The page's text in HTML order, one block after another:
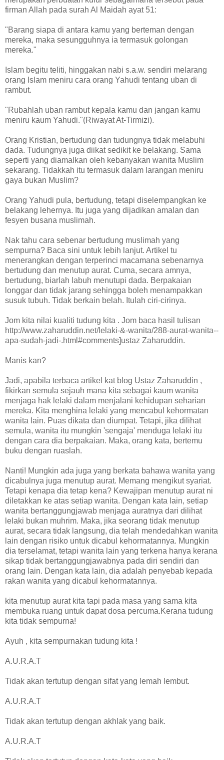
firman Allah pada surah Al Maidah ayat 51:
"Barang siapa di antara kamu yang berteman dengan
mereka, maka sesungguhnya ia termasuk golongan
mereka."
Islam begitu teliti, hinggakan nabi s.a.w. sendiri melarang
orang Islam meniru cara orang Yahudi tentang uban di
rambut.
"Rubahlah uban rambut kepala kamu dan jangan kamu
meniru kaum Yahudi."(Riwayat At-Tirmizi).
Orang Kristian, bertudung dan tudungnya tidak melabuhi
dada. Tudungnya juga diikat sedikit ke belakang. Sama
seperti yang diamalkan oleh kebanyakan wanita Muslim
sekarang. Tidakkah itu termasuk dalam larangan meniru
gaya bukan Muslim?
Orang Yahudi pula, bertudung, tetapi diselempangkan ke
belakang lehernya. Itu juga yang dijadikan amalan dan
fesyen busana muslimah.
Nak tahu cara sebenar bertudung muslimah yang
sempurna? Baca sini untuk lebih lanjut. Artikel tu
menerangkan dengan terperinci macamana sebenarnya
bertudung dan menutup aurat. Cuma, secara amnya,
bertudung, biarlah labuh menutupi dada. Berpakaian
longgar dan tidak jarang sehingga boleh menampakkan
susuk tubuh. Tidak berkain belah. Itulah ciri-cirinya.
Jom kita nilai kualiti tudung kita . Jom baca hasil tulisan
http://www.zaharuddin.net/lelaki-&-wanita/288-aurat-wanita--
apa-sudah-jadi-.html#comments]ustaz Zaharuddin.
Manis kan?
Jadi, apabila terbaca artikel kat blog Ustaz Zaharuddin ,
fikirkan semula sejauh mana kita sebagai kaum wanita
menjaga hak lelaki dalam menjalani kehidupan seharian
mereka. Kita menghina lelaki yang mencabul kehormatan
wanita lain. Puas dikata dan diumpat. Tetapi, jika dilihat
semula, wanita itu mungkin 'sengaja' menduga lelaki itu
dengan cara dia berpakaian. Maka, orang kata, bertemu
buku dengan ruaslah.
Nanti! Mungkin ada juga yang berkata bahawa wanita yang
dicabulnya juga menutup aurat. Memang mengikut syariat.
Tetapi kenapa dia tetap kena? Kewajipan menutup aurat ni
diletakkan ke atas setiap wanita. Dengan kata lain, setiap
wanita bertanggungjawab menjaga auratnya dari dilihat
lelaki bukan muhrim. Maka, jika seorang tidak menutup
aurat, secara tidak langsung, dia telah mendedahkan wanita
lain dengan risiko untuk dicabul kehormatannya. Mungkin
dia terselamat, tetapi wanita lain yang terkena hanya kerana
sikap tidak bertanggungjawabnya pada diri sendiri dan
orang lain. Dengan kata lain, dia adalah penyebab kepada
rakan wanita yang dicabul kehormatannya.
kita menutup aurat kita tapi pada masa yang sama kita
membuka ruang untuk dapat dosa percuma.Kerana tudung
kita tidak sempurna!
Ayuh , kita sempurnakan tudung kita !
A.U.R.A.T
Tidak akan tertutup dengan sifat yang lemah lembut.
A.U.R.A.T
Tidak akan tertutup dengan akhlak yang baik.
A.U.R.A.T